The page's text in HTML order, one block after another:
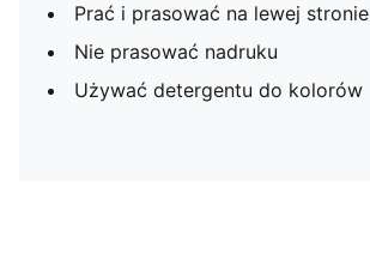
Prać i prasować na lewej stronie
Nie prasować nadruku
Używać detergentu do kolorów